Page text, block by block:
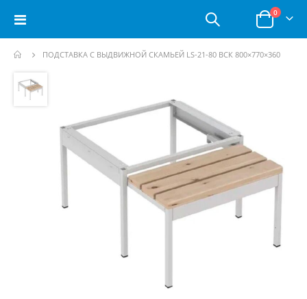
Toggle
Корзина
0позиции
ПОДСТАВКА С ВЫДВИЖНОЙ СКАМЬЕЙ LS-21-80 ВСК 800×770×360
Пропустить
и
перейти
изображений